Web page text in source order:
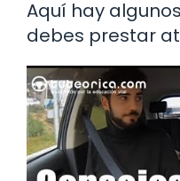
Aquí hay
debes prestar